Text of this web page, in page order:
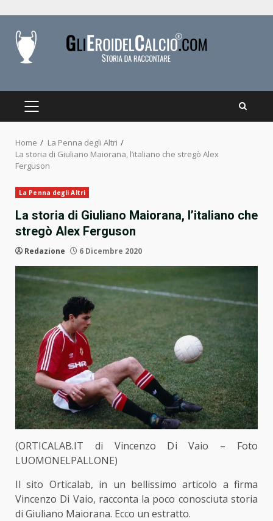
content
PRIMARY
Home
La Penna degli Altri
La storia di Giuliano Maiorana, l’italiano che stregò Alex
Ferguson
La Penna degli Altri
La storia di Giuliano Maiorana, l’italiano che
stregò Alex Ferguson
Redazione 6 Dicembre 2020
(ORTICALAB.IT di Vincenzo Di Vaio – Foto
LUOMONELPALLONE)
Il sito Orticalab, in un bellissimo articolo a firma
Vincenzo Di Vaio, racconta la poco conosciuta storia
di Giuliano Maiorana. Ecco un estratto.